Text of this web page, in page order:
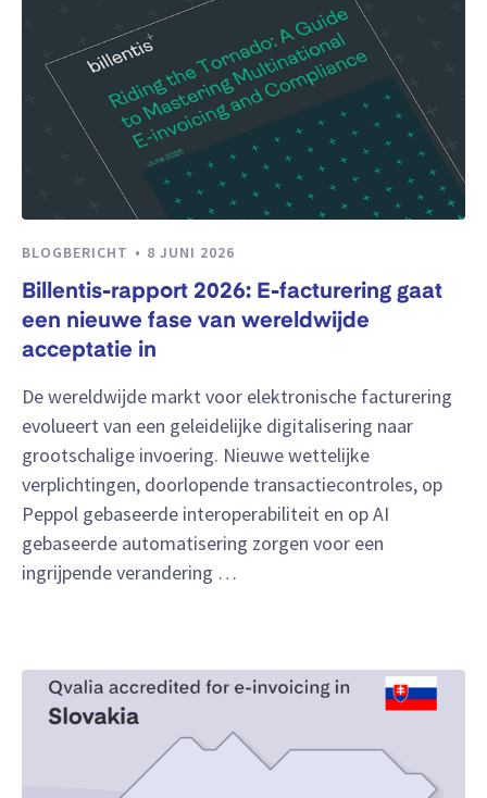
BLOGBERICHT 8 JUNI 2026
Billentis-rapport 2026: E-facturering gaat
een nieuwe fase van wereldwijde
acceptatie in
De wereldwijde markt voor elektronische facturering
evolueert van een geleidelijke digitalisering naar
grootschalige invoering. Nieuwe wettelijke
verplichtingen, doorlopende transactiecontroles, op
Peppol gebaseerde interoperabiliteit en op AI
gebaseerde automatisering zorgen voor een
ingrijpende verandering …